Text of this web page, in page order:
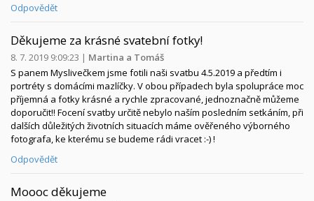
Odpovědět
Děkujeme za krásné svatební fotky!
8. 7. 2019 9:09:23 | Martina a Tomáš
S panem Myslivečkem jsme fotili naši svatbu 4.5.2019 a předtím i
portréty s domácími mazlíčky. V obou případech byla spolupráce moc
příjemná a fotky krásné a rychle zpracované, jednoznačně můžeme
doporučit!! Focení svatby určitě nebylo naším posledním setkáním, při
dalších důležitých životních situacích máme ověřeného výborného
fotografa, ke kterému se budeme rádi vracet :-) !
Odpovědět
Moooc děkujeme